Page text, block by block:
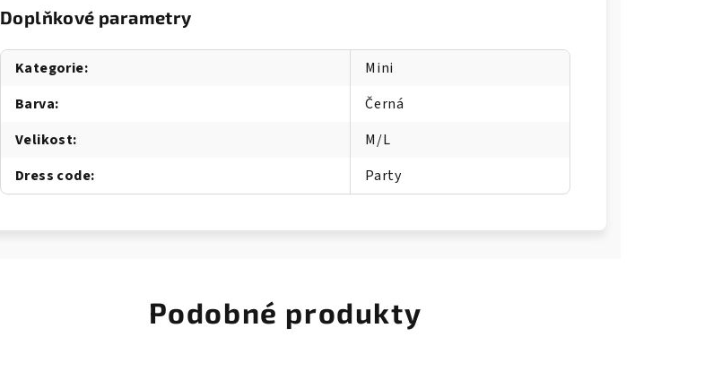
Doplňkové parametry
Kategorie:
Mini
Barva:
Černá
Velikost:
M/L
Dress code: Party
Podobné produkty